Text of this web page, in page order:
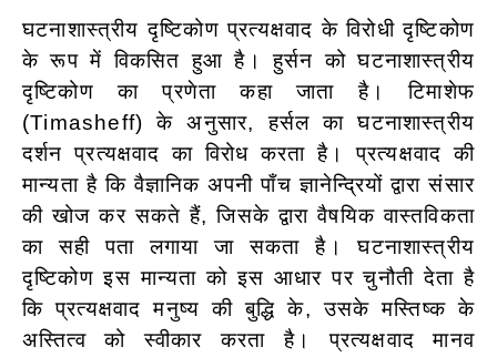
घटनाशास्त्रीय दृष्टिकोण प्रत्यक्षवाद के विरोधी दृष्टिकोण
के रूप में विकसित हुआ है। हुर्सन को घटनाशास्त्रीय
दृष्टिकोण का प्रणेता कहा जाता है। टिमाशेफ
(Timasheff) के अनुसार, हर्सल का घटनाशास्त्रीय
दर्शन प्रत्यक्षवाद का विरोध करता है। प्रत्यक्षवाद की
मान्यता है कि वैज्ञानिक अपनी पाँच ज्ञानेन्द्रियों द्वारा संसार
की खोज कर सकते हैं, जिसके द्वारा वैषयिक वास्तविकता
का सही पता लगाया जा सकता है। घटनाशास्त्रीय
दृष्टिकोण इस मान्यता को इस आधार पर चुनौती देता है
कि प्रत्यक्षवाद मनुष्य की बुद्धि के, उसके मस्तिष्क के
अस्तित्व को स्वीकार करता है। प्रत्यक्षवाद मानव